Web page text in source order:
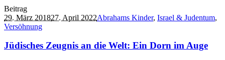
Beitrag
29. März 201827. April 2022Abrahams Kinder, Israel & Judentum,
Versöhnung
Jüdisches Zeugnis an die Welt: Ein Dorn im Auge